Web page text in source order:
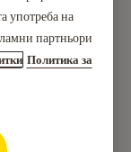
и
употреба на
партньори
Политика за